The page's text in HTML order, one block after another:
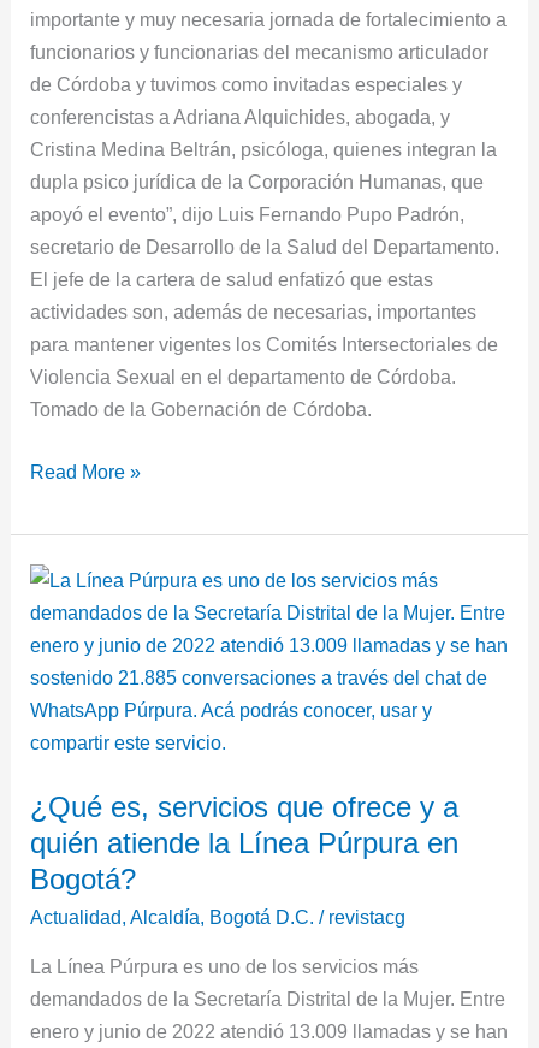
importante y muy necesaria jornada de fortalecimiento a
funcionarios y funcionarias del mecanismo articulador
de Córdoba y tuvimos como invitadas especiales y
conferencistas a Adriana Alquichides, abogada, y
Cristina Medina Beltrán, psicóloga, quienes integran la
dupla psico jurídica de la Corporación Humanas, que
apoyó el evento”, dijo Luis Fernando Pupo Padrón,
secretario de Desarrollo de la Salud del Departamento.
El jefe de la cartera de salud enfatizó que estas
actividades son, además de necesarias, importantes
para mantener vigentes los Comités Intersectoriales de
Violencia Sexual en el departamento de Córdoba.
Tomado de la Gobernación de Córdoba.
Read More »
¿Qué es, servicios que ofrece y a
quién atiende la Línea Púrpura en
Bogotá?
Actualidad Alcaldía Bogotá D.C. / revistacg
La Línea Púrpura es uno de los servicios más
demandados de la Secretaría Distrital de la Mujer. Entre
enero y junio de 2022 atendió 13.009 llamadas y se han
¿Qué
es,
servicios
que
ofrece
y
quién
atiende
la
en
Bogotá?